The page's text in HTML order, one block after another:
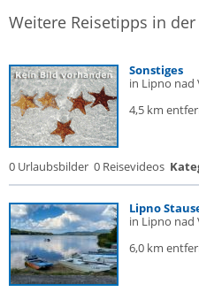
Weitere Reisetipps in
Sonstiges
in Lipno nad
4,5 km
0 Urlaubsbilder 0 Reisevideos
Lipno
in Lipno nad
6,0 km